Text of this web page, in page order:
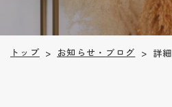
トップ > お知らせ・ブログ > 詳細